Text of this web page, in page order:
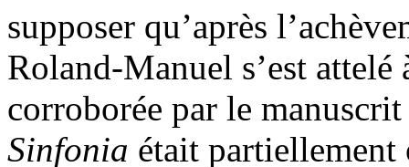
supposer qu’après
Roland-Manuel s’est
corroborée par le
Sinfonia était partiellement